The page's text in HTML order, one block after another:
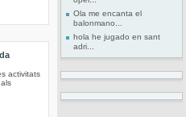
activitats
Ola me encanta el
balonmano...
hola he jugado en sant
adri...